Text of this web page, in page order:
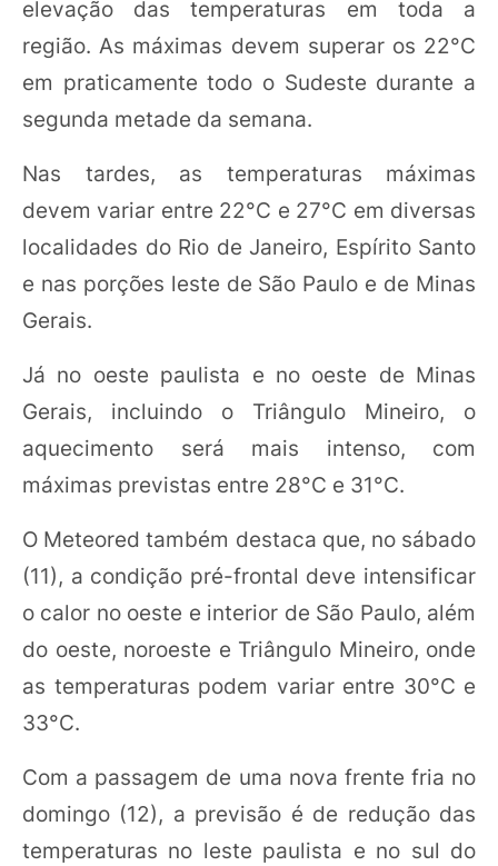
elevação das temperaturas em toda a
região. As máximas devem superar os 22°C
em praticamente todo o Sudeste durante a
segunda metade da semana.
Nas tardes, as temperaturas máximas
devem variar entre 22°C e 27°C em diversas
localidades do Rio de Janeiro, Espírito Santo
e nas porções leste de São Paulo e de Minas
Gerais.
Já no oeste paulista e no oeste de Minas
Gerais, incluindo o Triângulo Mineiro, o
aquecimento será mais intenso, com
máximas previstas entre 28°C e 31°C.
O Meteored também destaca que, no sábado
(11), a condição pré-frontal deve intensificar
o calor no oeste e interior de São Paulo, além
do oeste, noroeste e Triângulo Mineiro, onde
as temperaturas podem variar entre 30°C e
33°C.
Com a passagem de uma nova frente fria no
domingo (12), a previsão é de redução das
temperaturas no leste paulista e no sul do